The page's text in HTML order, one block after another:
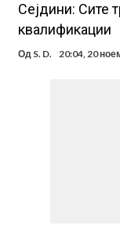
Сејдини: Сите
квалификации
Од S. D. 20:04, 20